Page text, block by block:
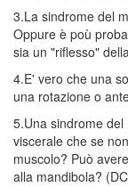
3.La sindrome del
Oppure è poù
sia un "riflesso"
4.E' vero che una
una rotazione o
5.Una sindrome
viscerale che se
muscolo? Può
alla mandibola?